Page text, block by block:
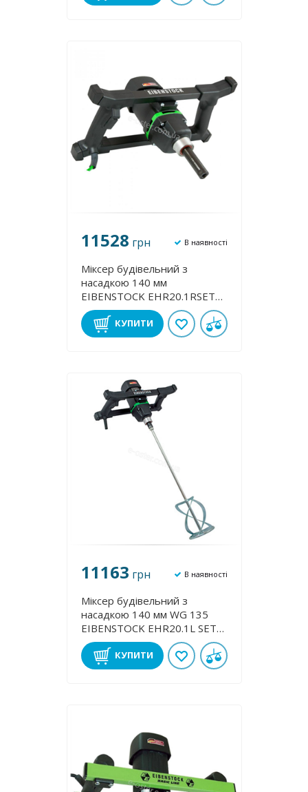
11528 грн В наявності
Міксер будівельний з
насадкою 140 мм
EIBENSTOCK EHR20.1RSET
07742000
КУПИТИ
11163 грн В наявності
Міксер будівельний з
насадкою 140 мм WG 135
EIBENSTOCK EHR20.1L SET
07701000
КУПИТИ